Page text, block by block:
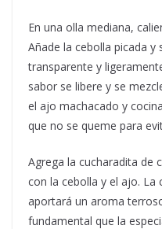
En una olla mediana,
Añade la cebolla picada
transparente y
sabor se libere y se
el ajo machacado y
que no se queme para
Agrega la cucharadita de
con la cebolla y el ajo. La
aportará un aroma
fundamental que la